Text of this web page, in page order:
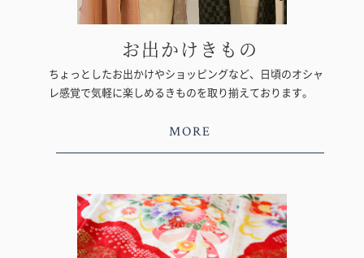
お出かけきもの
ちょっとしたお出かけやショッピングなど、日頃のオシャ
レ感覚で気軽に楽しめるきものを取り揃えております。
MORE